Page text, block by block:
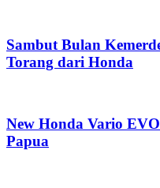
Sambut Bulan
Torang dari Honda
New Honda Vario
Papua